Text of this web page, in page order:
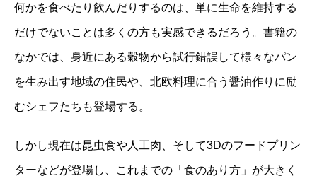
何かを食べたり飲んだりするのは、単に生命を維持する
だけでないことは多くの方も実感できるだろう。書籍の
なかでは、身近にある穀物から試行錯誤して様々なパン
を生み出す地域の住民や、北欧料理に合う醤油作りに励
むシェフたちも登場する。
しかし現在は昆虫食や人工肉、そして3Dのフードプリン
ターなどが登場し、これまでの「食のあり方」が大きく